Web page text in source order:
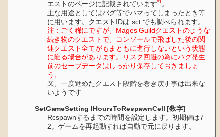
エストのページに記載されています*1 。
主な用途としてはバグ等でハマってしまったとき等
に用います。クエストIDは sqt でも調べられます。
注：ごく稀にですが、Mages Guildクエストのような
続き物のクエストで、コンソールで飛ばした後の関
連クエスト全てがもまともに進行しないという状態
に陥る場合があります。リスク回避の為にバグ発生
前のセーブデータはしっかり保存しておきましょ
う。
又、一度進めたクエスト段階を巻き戻す事は出来な
いようです
SetGameSetting IHoursToRespawnCell [数字]
Respawnするまでの時間を設定します。初期値は7
2。ゲームを再起動すれば自動で元に戻ります。